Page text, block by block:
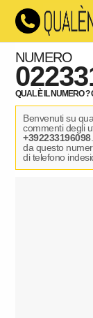
NUMERO
QUAL È IL NUMERO ?
Benvenuti su
commenti degli
+392233196098
da questo
di telefono